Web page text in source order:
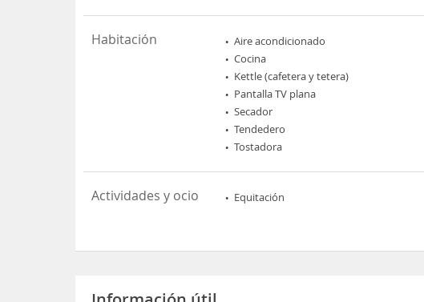
Habitación Aire acondicionado
Cocina
Kettle (cafetera y tetera)
Pantalla TV plana
Secador
Tendedero
Tostadora
Actividades y ocio Equitación